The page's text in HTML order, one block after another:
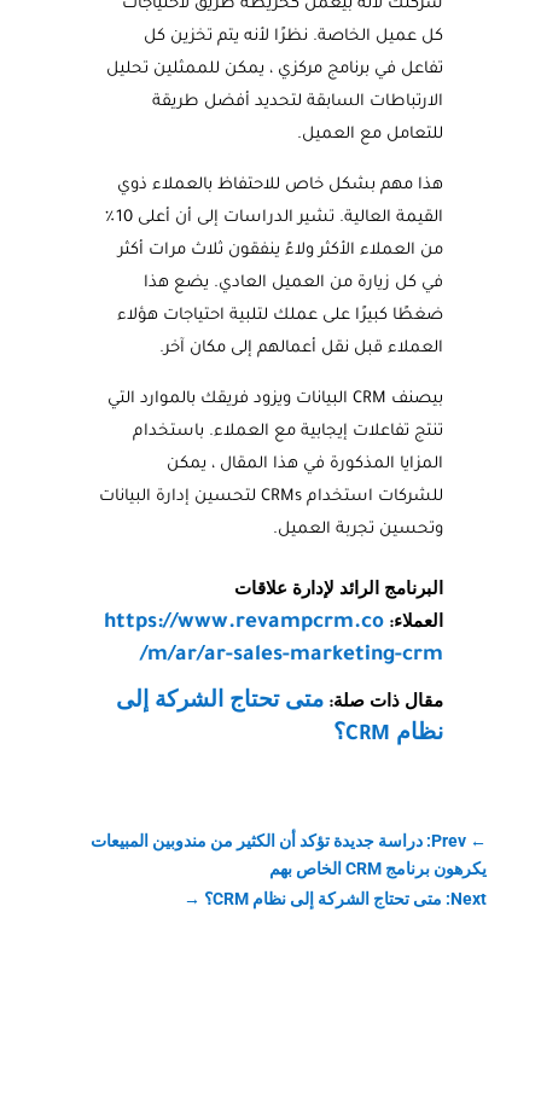
شركتك لأنه بيعمل كخريطة طريق لاحتياجات
كل عميل الخاصة. نظرًا لأنه يتم تخزين كل
تفاعل في برنامج مركزي ، يمكن للممثلين تحليل
الارتباطات السابقة لتحديد أفضل طريقة
للتعامل مع العميل.
هذا مهم بشكل خاص للاحتفاظ بالعملاء ذوي
القيمة العالية. تشير الدراسات إلى أن أعلى 10٪
من العملاء الأكثر ولاءً ينفقون ثلاث مرات أكثر
في كل زيارة من العميل العادي. يضع هذا
ضغطًا كبيرًا على عملك لتلبية احتياجات هؤلاء
العملاء قبل نقل أعمالهم إلى مكان آخر.
بيصنف CRM البيانات ويزود فريقك بالموارد التي
تنتج تفاعلات إيجابية مع العملاء. باستخدام
المزايا المذكورة في هذا المقال ، يمكن
للشركات استخدام CRMs لتحسين إدارة البيانات
وتحسين تجربة العميل.
البرنامج الرائد لإدارة علاقات
العملاء: https://www.revampcrm.co
m/ar/ar-sales-marketing-crm/
مقال ذات صلة: متى تحتاج الشركة إلى
نظام CRM؟
←
Prev: دراسة جديدة تؤكد أن الكثير من مندوبين المبيعات
يكرهون برنامج CRM الخاص بهم
Next: متى تحتاج الشركة إلى نظام CRM؟
→